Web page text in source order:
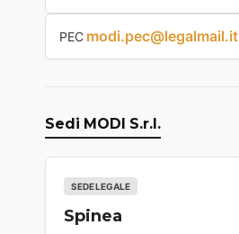
PEC modi.pec@legalmail.it
Sedi MODI S.r.l.
SEDE LEGALE
Spinea